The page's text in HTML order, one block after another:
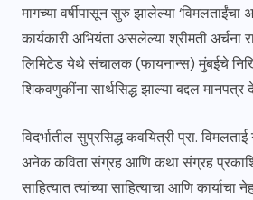
​मागच्या वर्षीपासून सुरु झालेल्या
कार्यकारी अभियंता असलेल्या श्रीमती अर्चना
लिमिटेड येथे संचालक (फायनान्स) मुंबईचे निखिल
शिकवणुकींना सार्थसिद्ध झाल्या बद्दल
विदर्भातील सुप्रसिद्ध कवयित्री प्रा.
अनेक कविता संग्रह आणि कथा संग्रह प्रकाशित
साहित्यात त्यांच्या साहित्याचा आणि